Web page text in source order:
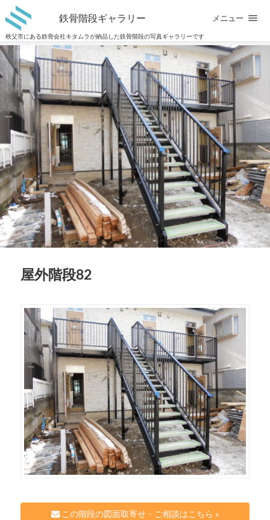
鉄骨階段ギャラリー
秩父市にある鉄骨会社キタムラが納品した鉄骨階段の写真ギャラリーです
メニュー
屋外階段82
この階段の図面取寄せ・ご相談はこちら »